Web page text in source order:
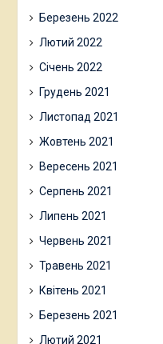
Березень 2022
Лютий 2022
Січень 2022
Грудень 2021
Листопад 2021
Жовтень 2021
Вересень 2021
Серпень 2021
Липень 2021
Червень 2021
Травень 2021
Квітень 2021
Березень 2021
Лютий 2021